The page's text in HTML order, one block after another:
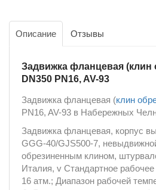
Описание Отзывы
Задвижка фланцевая
DN350 PN16, AV-93
Задвижка фланцевая (клин
PN16, AV-93 в Набережных
Задвижка фланцевая, корпус
GGG-40/GJS500-7,
обрезиненным клином,
Италия, v Стандартное
16 атм.; Диапазон рабочей